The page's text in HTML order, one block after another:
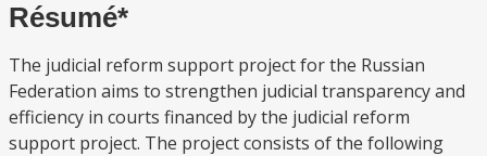
Résumé*
The judicial reform support project for the Russian
Federation aims to strengthen judicial transparency and
efficiency in courts financed by the judicial reform
support project. The project consists of the following